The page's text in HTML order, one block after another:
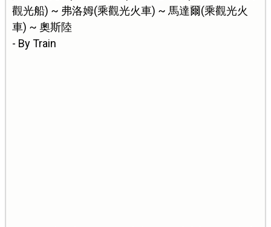
觀光船) ~ 弗洛姆(乘觀光火車) ~ 馬達爾(乘觀光火
車) ~ 奧斯陸
- By Train